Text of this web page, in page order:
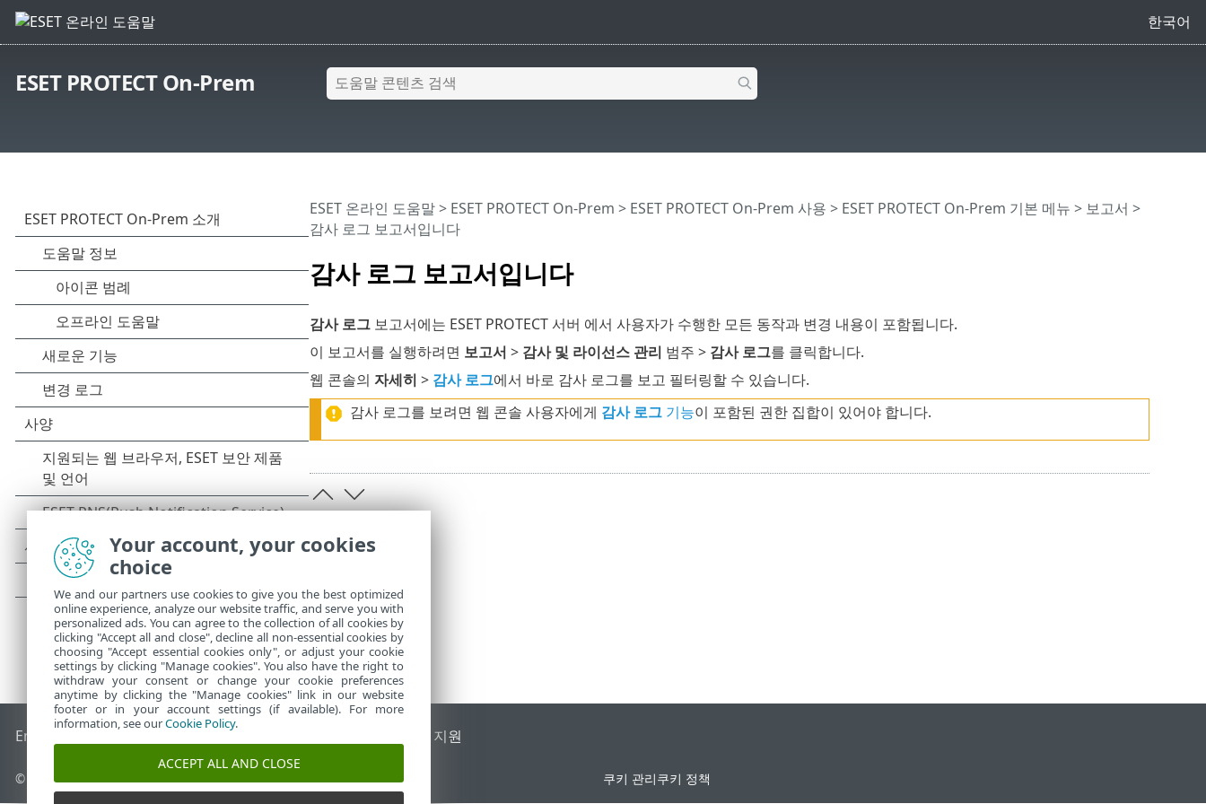
한국어
ESET PROTECT On-Prem
감사 로그 보고서입니다
ESET 온라인 도움말> ESET PROTECT On-Prem > ESET PROTECT On-Prem 사용 > ESET PROTECT On-Prem 기본 메뉴 > 보고서 >
감사 로그 보고서입니다
감사 로그보고서에는 ESET PROTECT 서버 에서 사용자가 수행한 모든 동작과 변경 내용이 포함됩니다.
이 보고서를 실행하려면 보고서 > 감사 및 라이선스 관리 범주 > 감사 로그를 클릭합니다.
웹 콘솔의 자세히 > 감사 로그에서 바로 감사 로그를 보고 필터링할 수 있습니다.
감사 로그를 보려면 웹 콘솔 사용자에게 감사 로그 기능이 포함된 권한 집합이 있어야 합니다.
End of Life ESET 지식 베이스 ESET 포럼 국가별 지원
© 1992 - 2026 ESET, spol. s r.o. - All rights reserved. 쿠키 관리쿠키 정책
Your account, your cookies
choice
We and our partners use cookies to give you the best optimized
online experience, analyze our website traffic, and serve you with
personalized ads. You can agree to the collection of all cookies by
clicking "Accept all and close", decline all non-essential cookies by
choosing "Accept essential cookies only", or adjust your cookie
settings by clicking "Manage cookies". You also have the right to
withdraw your consent or change your cookie preferences
anytime by clicking the "Manage cookies" link in our website
footer or in your account settings (if available). For more
information, see ourCookie Policy.
ACCEPT ALL AND CLOSE